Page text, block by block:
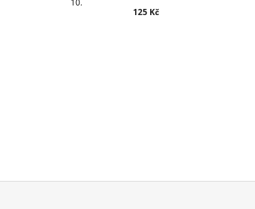
125 Kč